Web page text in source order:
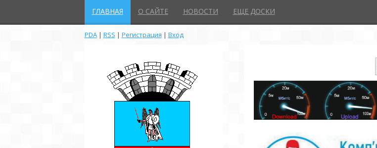
ГЛАВНАЯ О САЙТЕ НОВОСТИ ЕЩЕ ДОСКИ
PDA| RSS | Регистрация | Вход